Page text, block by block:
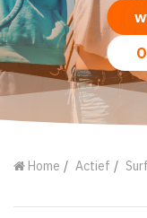
Home Actief